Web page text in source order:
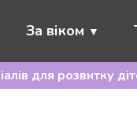
За віком
для розвитку